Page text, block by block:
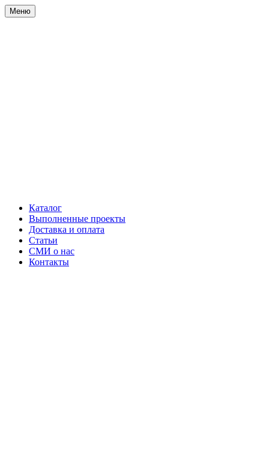
Меню
Каталог
Выполненные проекты
Доставка и оплата
Статьи
СМИ о нас
Контакты